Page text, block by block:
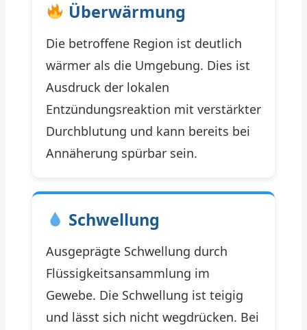
Überwärmung
Die betroffene Region ist deutlich
wärmer als die Umgebung. Dies ist
Ausdruck der lokalen
Entzündungsreaktion mit verstärkter
Durchblutung und kann bereits bei
Annäherung spürbar sein.
Schwellung
Ausgeprägte Schwellung durch
Flüssigkeitsansammlung im
Gewebe. Die Schwellung ist teigig
und lässt sich nicht wegdrücken. Bei